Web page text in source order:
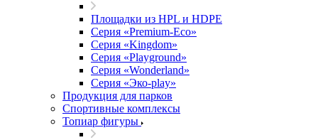
Площадки из HPL и HDPE
Серия «Premium-Eco»
Серия «Kingdom»
Серия «Playground»
Серия «Wonderland»
Серия «Эко-play»
Продукция для парков
Спортивные комплексы
Топиар фигуры